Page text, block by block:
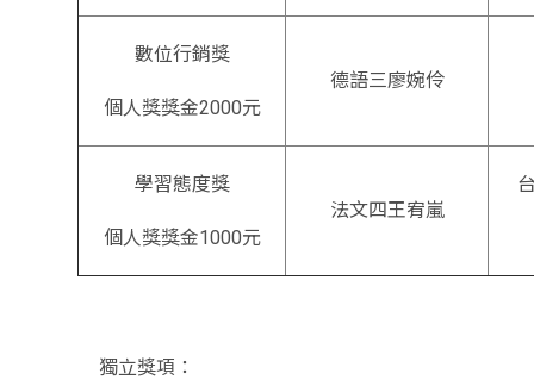
數位行銷獎
個人獎獎金2000元
德語三廖婉伶
學習態度獎
個人獎獎金1000元
法文四王宥嵐
獨立獎項：